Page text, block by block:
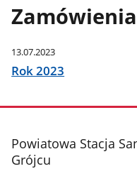
13.07.2023
Rok 2023
stopka
Powiatowa Stacja
Grójcu